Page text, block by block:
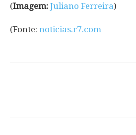
(Imagem: Juliano Ferreira)
(Fonte: noticias.r7.com